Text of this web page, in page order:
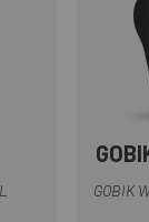
GOBIK